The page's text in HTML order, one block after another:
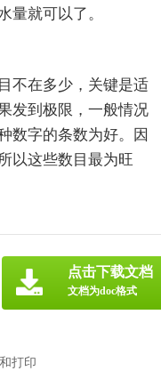
量就可以了。
不在多少，关键是适
发到极限，一般情况
数字的条数为好。因
以这些数目最为旺
打印
点击下载文档
文档为doc格式